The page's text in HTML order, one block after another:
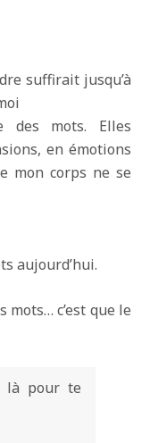
suffirait jusqu’à
des mots. Elles
en émotions
mon corps ne se
aujourd’hui.
c’est que le
là pour te